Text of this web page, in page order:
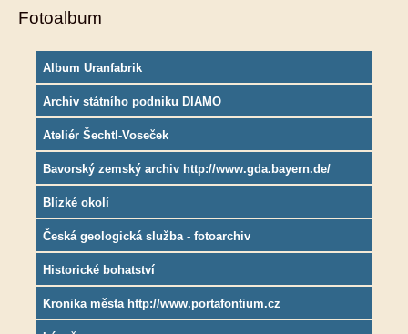
Fotoalbum
Album Uranfabrik
Archiv státního podniku DIAMO
Ateliér Šechtl-Voseček
Bavorský zemský archiv http://www.gda.bayern.de/
Blízké okolí
Česká geologická služba - fotoarchiv
Historické bohatství
Kronika města http://www.portafontium.cz